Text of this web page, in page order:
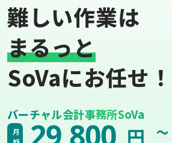
難しい作業は
まるっと
SoVaにお任せ！
バーチャル会計事務所SoVa
29,800 円 ~